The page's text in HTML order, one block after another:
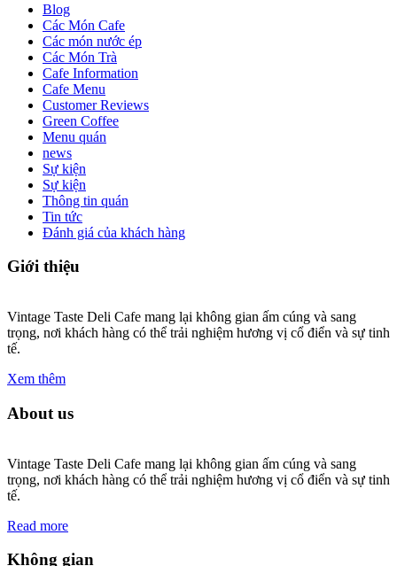
Blog
Các Món Cafe
Các món nước ép
Các Món Trà
Cafe Information
Cafe Menu
Customer Reviews
Green Coffee
Menu quán
news
Sự kiện
Sự kiện
Thông tin quán
Tin tức
Đánh giá của khách hàng
Giới thiệu
Vintage Taste Deli Cafe mang lại không gian ấm cúng và sang
trọng, nơi khách hàng có thể trải nghiệm hương vị cổ điển và sự tinh
tế.
Xem thêm
About us
Vintage Taste Deli Cafe mang lại không gian ấm cúng và sang
trọng, nơi khách hàng có thể trải nghiệm hương vị cổ điển và sự tinh
tế.
Read more
Không gian